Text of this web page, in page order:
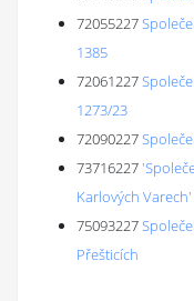
72055227
1385
72061227
1273/23
72090227
73716227
Karlových Varech'
75093227
Přešticích